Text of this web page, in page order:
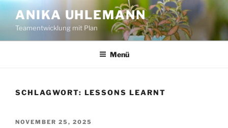
Zum
Inhalt
springen
ANIKA UHLEMANN
Teamentwicklung mit Plan
Menü
SCHLAGWORT: LESSONS LEARNT
VERÖFFENTLICHT
NOVEMBER 25, 2025